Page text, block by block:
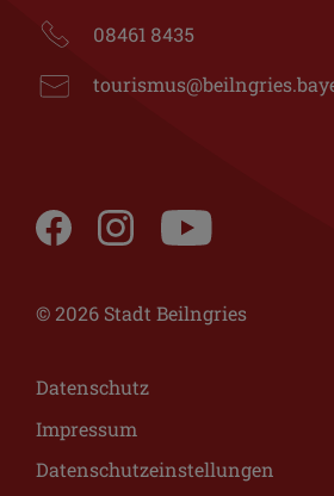
08461 8435
© 2026 Stadt Beilngries
Datenschutz
Impressum
Datenschutzeinstellungen